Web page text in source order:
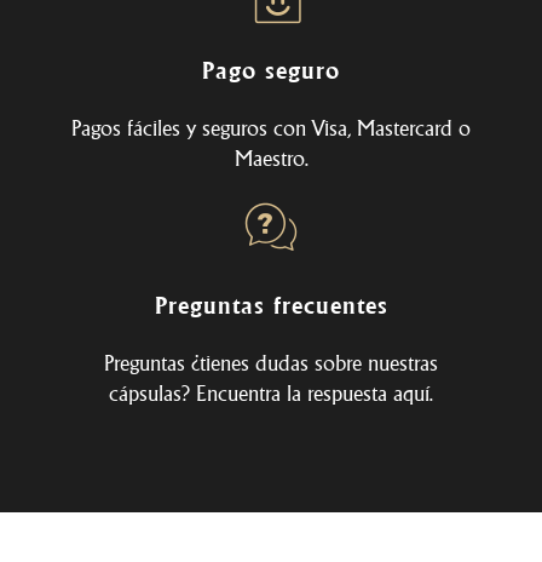
Pago seguro
Pagos fáciles y seguros con Visa, Mastercard o
Maestro.
Preguntas frecuentes
Preguntas ¿tienes dudas sobre nuestras
cápsulas? Encuentra la respuesta aquí.